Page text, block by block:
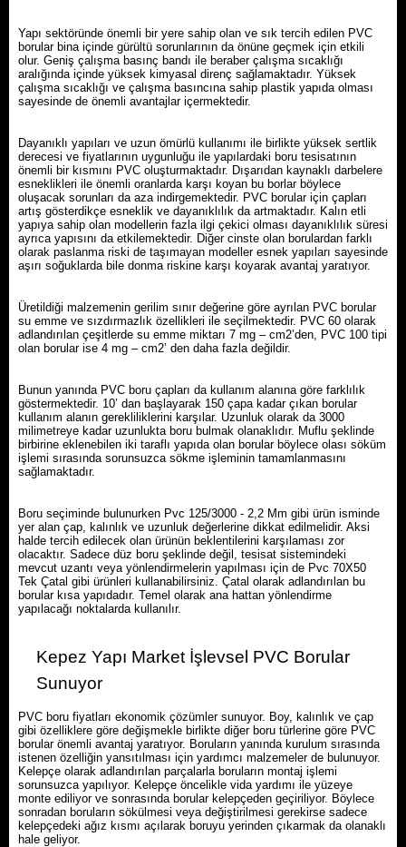
Yapı sektöründe önemli bir yere sahip olan ve sık tercih edilen PVC
borular bina içinde gürültü sorunlarının da önüne geçmek için etkili
olur. Geniş çalışma basınç bandı ile beraber çalışma sıcaklığı
aralığında içinde yüksek kimyasal direnç sağlamaktadır. Yüksek
çalışma sıcaklığı ve çalışma basıncına sahip plastik yapıda olması
sayesinde de önemli avantajlar içermektedir.
Dayanıklı yapıları ve uzun ömürlü kullanımı ile birlikte yüksek sertlik
derecesi ve fiyatlarının uygunluğu ile yapılardaki boru tesisatının
önemli bir kısmını PVC oluşturmaktadır. Dışarıdan kaynaklı darbelere
esneklikleri ile önemli oranlarda karşı koyan bu borlar böylece
oluşacak sorunları da aza indirgemektedir. PVC borular için çapları
artış gösterdikçe esneklik ve dayanıklılık da artmaktadır. Kalın etli
yapıya sahip olan modellerin fazla ilgi çekici olması dayanıklılık süresi
ayrıca yapısını da etkilemektedir. Diğer cinste olan borulardan farklı
olarak paslanma riski de taşımayan modeller esnek yapıları sayesinde
aşırı soğuklarda bile donma riskine karşı koyarak avantaj yaratıyor.
Üretildiği malzemenin gerilim sınır değerine göre ayrılan PVC borular
su emme ve sızdırmazlık özellikleri ile seçilmektedir. PVC 60 olarak
adlandırılan çeşitlerde su emme miktarı 7 mg – cm2’den, PVC 100 tipi
olan borular ise 4 mg – cm2’ den daha fazla değildir.
Bunun yanında PVC boru çapları da kullanım alanına göre farklılık
göstermektedir. 10’ dan başlayarak 150 çapa kadar çıkan borular
kullanım alanın gerekliliklerini karşılar. Uzunluk olarak da 3000
milimetreye kadar uzunlukta boru bulmak olanaklıdır. Muflu şeklinde
birbirine eklenebilen iki taraflı yapıda olan borular böylece olası söküm
işlemi sırasında sorunsuzca sökme işleminin tamamlanmasını
sağlamaktadır.
Boru seçiminde bulunurken Pvc 125/3000 - 2,2 Mm gibi ürün isminde
yer alan çap, kalınlık ve uzunluk değerlerine dikkat edilmelidir. Aksi
halde tercih edilecek olan ürünün beklentilerini karşılaması zor
olacaktır. Sadece düz boru şeklinde değil, tesisat sistemindeki
mevcut uzantı veya yönlendirmelerin yapılması için de Pvc 70X50
Tek Çatal gibi ürünleri kullanabilirsiniz. Çatal olarak adlandırılan bu
borular kısa yapıdadır. Temel olarak ana hattan yönlendirme
yapılacağı noktalarda kullanılır.
Kepez Yapı Market İşlevsel PVC Borular
Sunuyor
PVC boru fiyatları ekonomik çözümler sunuyor. Boy, kalınlık ve çap
gibi özelliklere göre değişmekle birlikte diğer boru türlerine göre PVC
borular önemli avantaj yaratıyor. Boruların yanında kurulum sırasında
istenen özelliğin yansıtılması için yardımcı malzemeler de bulunuyor.
Kelepçe olarak adlandırılan parçalarla boruların montaj işlemi
sorunsuzca yapılıyor. Kelepçe öncelikle vida yardımı ile yüzeye
monte ediliyor ve sonrasında borular kelepçeden geçiriliyor. Böylece
sonradan boruların sökülmesi veya değiştirilmesi gerekirse sadece
kelepçedeki ağız kısmı açılarak boruyu yerinden çıkarmak da olanaklı
hale geliyor.